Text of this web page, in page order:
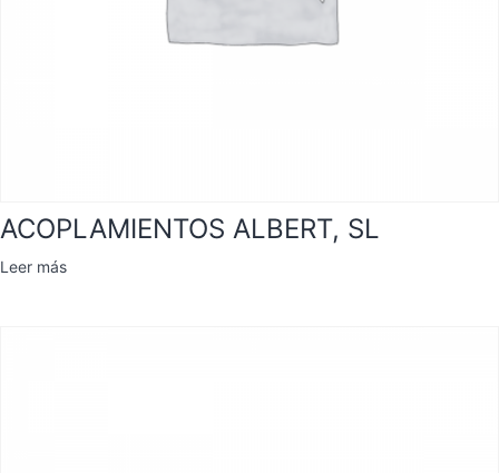
ACOPLAMIENTOS ALBERT, SL
Leer más